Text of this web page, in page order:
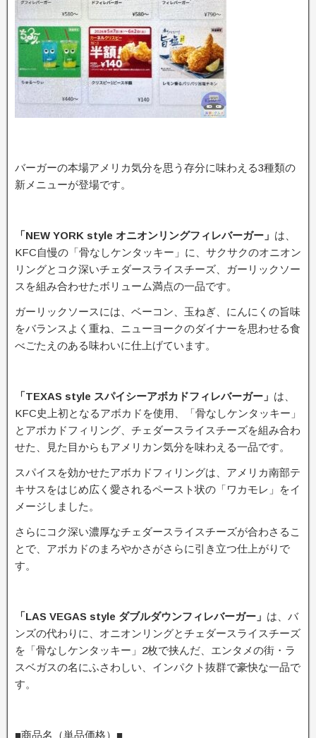
バーガーの本場アメリカ気分を思う存分に味わえる3種類の
新メニューが登場です。
「NEW YORK style オニオンリングフィレバーガー」 は、
KFC自慢の「骨なしケンタッキー」に、サクサクのオニオン
リングとコク深いチェダースライスチーズ、ガーリックソー
スを組み合わせたボリューム満点の一品です。
ガーリックソースには、ベーコン、玉ねぎ、にんにくの旨味
をバランスよく重ね、ニューヨークのダイナーを思わせる食
べごたえのある味わいに仕上げています。
「TEXAS style スパイシーアボカドフィレバーガー」 は、
KFC史上初となるアボカドを使用、「骨なしケンタッキー」
とアボカドフィリング、チェダースライスチーズを組み合わ
せた、見た目からもアメリカン気分を味わえる一品です。
スパイスを効かせたアボカドフィリングは、アメリカ南部テ
キサスをはじめ広く愛されるペースト状の「ワカモレ」をイ
メージしました。
さらにコク深い濃厚なチェダースライスチーズが合わさるこ
とで、アボカドのまろやかさがさらに引き立つ仕上がりで
す。
「LAS VEGAS style ダブルダウンフィレバーガー」 は、バ
ンズの代わりに、オニオンリングとチェダースライスチーズ
を「骨なしケンタッキー」2枚で挟んだ、エンタメの街・ラ
スベガスの名にふさわしい、インパクト抜群で豪快な一品で
す。
■商品名（単品価格）■